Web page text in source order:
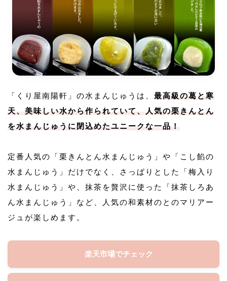
「くり屋南陽軒」の水まんじゅうは、 最高級の葛と寒
天、美味しい水から作られていて、人気の栗きんとん
を水まんじゅうに閉込めたユニークな一品！
定番人気の「栗きんとん水まんじゅう」や「こし餡の
水まんじゅう」だけでなく、さっぱりとした「梅入り
水まんじゅう」や、抹茶を贅沢に使った「抹茶しろあ
ん水まんじゅう」など、人気の和素材のとのマリアー
ジュが楽しめます。
楽天市場でチェック